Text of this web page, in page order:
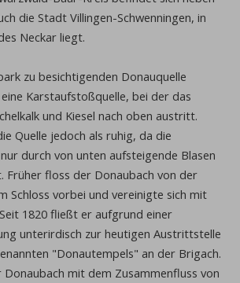
die Stadt Villingen-Schwenningen, in
Neckar liegt.
zu besichtigenden Donauquelle
Karstaufstoßquelle, bei der das
und Kiesel nach oben austritt.
Quelle jedoch als ruhig, da die
durch von unten aufsteigende Blasen
Früher floss der Donaubach von der
Schloss vorbei und vereinigte sich mit
1820 fließt er aufgrund einer
unterirdisch zur heutigen Austrittstelle
"Donautempels" an der Brigach.
Donaubach mit dem Zusammenfluss von